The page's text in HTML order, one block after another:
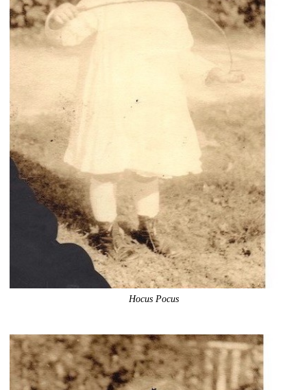
Hocus Pocus